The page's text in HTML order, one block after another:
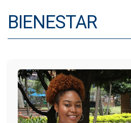
BIENESTAR
Centros
BIBLIOTECA
Consultorio Juridico
Pastoral